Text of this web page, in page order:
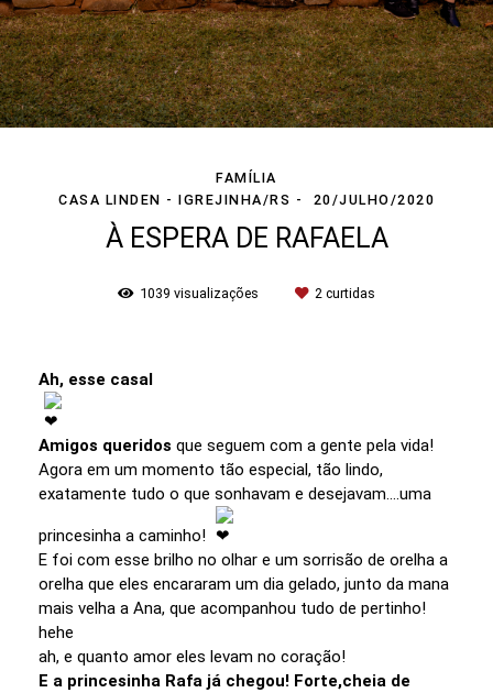
FAMÍLIA
CASA LINDEN - IGREJINHA/RS
20/JULHO/2020
À ESPERA DE RAFAELA
1039 visualizações 2 curtidas
Ah, esse casal
Amigos queridos que seguem com a gente pela vida!
Agora em um momento tão especial, tão lindo,
exatamente tudo o que sonhavam e desejavam....uma
princesinha a caminho!
E foi com esse brilho no olhar e um sorrisão de orelha a
orelha que eles encararam um dia gelado, junto da mana
mais velha a Ana, que acompanhou tudo de pertinho!
hehe
ah, e quanto amor eles levam no coração!
E a princesinha Rafa já chegou! Forte,cheia de